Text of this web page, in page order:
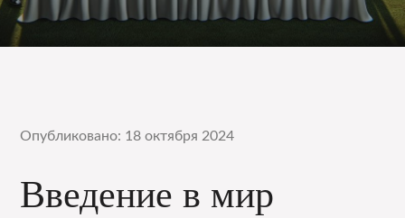
Опубликовано: 18 октября 2024
Введение в мир